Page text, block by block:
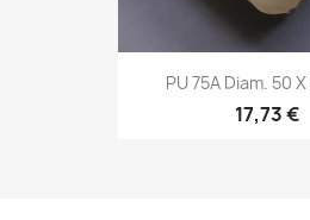
PU 75A Diam. 50
17,73 €